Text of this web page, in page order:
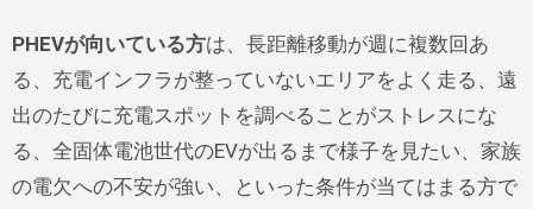
PHEVが向いている方は、長距離移動が週に複数回あ
る、充電インフラが整っていないエリアをよく走る、遠
出のたびに充電スポットを調べることがストレスにな
る、全固体電池世代のEVが出るまで様子を見たい、家族
の電欠への不安が強い、といった条件が当てはまる方で